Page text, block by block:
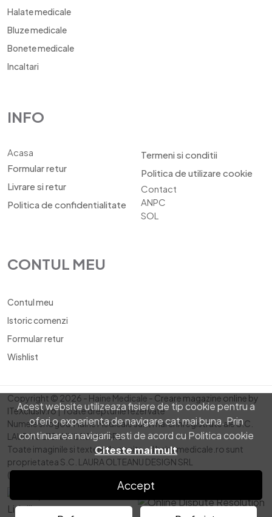
Halate medicale
Bluze medicale
Bonete medicale
Incaltari
INFO
Acasa
Formular retur
Livrare si retur
Politica de confidentialitate
Termeni si conditii
Politica de utilizare cookie
Contact
ANPC
SOL
CONTUL MEU
Contul meu
Istoric comenzi
Formular retur
Wishlist
Copyright © 2026 - Haine Medicale - Creare magazine online by
ITeXclusiv.ro| Toate drepturile rezervate
Numele si logoul Haine Medicale sunt marci inregistrate ale S.C.
LAURA OLTEANU DESIGN SRL.
Toate imaginile si textele de pe site-ul hainemedicale.ro sunt
proprietatea S.C. LAURA OLTEANU DESIGN SRL
( Daca nu este altfel specificat )
Acest website utilizeaza fisiere de tip cookie pentru a
oferi o experienta de navigare cat mai buna. Prin
continuarea navigarii, esti de acord cu Politica cookie
Citeste mai mult
Accept